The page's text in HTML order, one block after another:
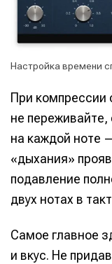
Настройка времени
При компрессии
не переживайте,
на каждой ноте
«дыхания»
подавление
двух нотах в
Самое главное
и вкус. Не